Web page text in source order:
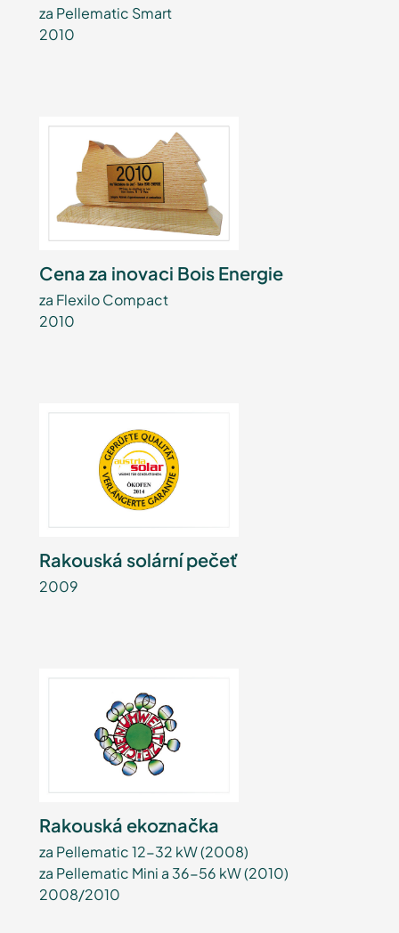
za Pellematic Smart
2010
Cena za inovaci Bois Energie
za Flexilo Compact
2010
Rakouská solární pečeť
2009
Rakouská ekoznačka
za Pellematic 12-32 kW (2008)
za Pellematic Mini a 36-56 kW (2010)
2008/2010